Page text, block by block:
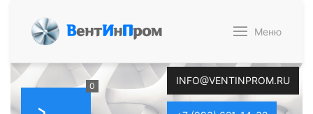
ВентИнПром Меню
0 INFO@VENTINPROM.RU